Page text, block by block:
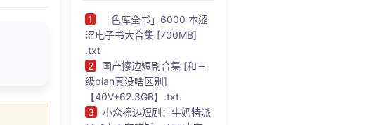
1
「色库全书」6000 本涩
涩电子书大合集 [700MB]
.txt
2
国产擦边短剧合集 [和三
级pian真没啥区别]
【40V+62.3GB】.txt
3
小众擦边短剧：牛奶特派